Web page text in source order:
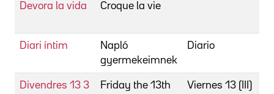
Devora la vida Croque la vie
Diari íntim
Napló
gyermekeimnek
Diario
Divendres 13 3
Friday the 13th
Viernes 13 (III)